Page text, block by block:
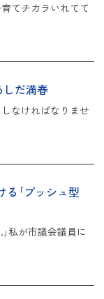
てチカラいれてて
だ満春
なければなりませ
る｢プッシュ型
私が市議会議員に